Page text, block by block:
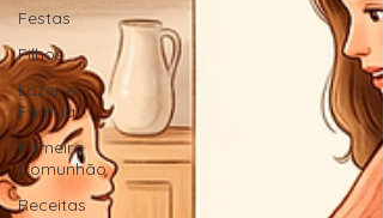
Festas
Filhos
Lazer e
Família
Primeira
Comunhão
Receitas